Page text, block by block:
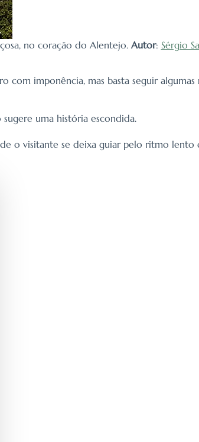
no coração do Alentejo. Autor: Sérgio
imponência, mas basta seguir algumas
uma história escondida.
o visitante se deixa guiar pelo ritmo